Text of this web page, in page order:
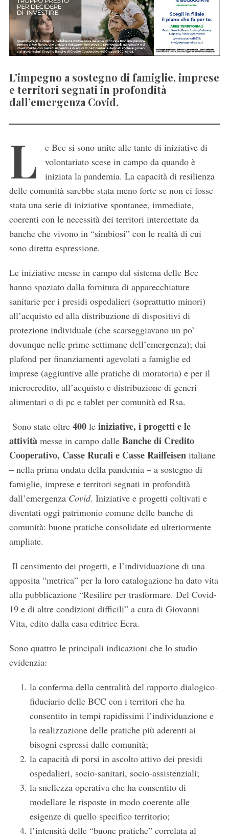
L'impegno a sostegno di famiglie, imprese
e territori segnati in profondità
dall’emergenza Covid.
L
e Bcc si sono unite alle tante di iniziative di
volontariato scese in campo da quando è
iniziata la pandemia. La capacità di resilienza
delle comunità sarebbe stata meno forte se non ci fosse
stata una serie di iniziative spontanee, immediate,
coerenti con le necessità dei territori intercettate da
banche che vivono in “simbiosi” con le realtà di cui
sono diretta espressione.
Le iniziative messe in campo dal sistema delle Bcc
hanno spaziato dalla fornitura di apparecchiature
sanitarie per i presidi ospedalieri (soprattutto minori)
all’acquisto ed alla distribuzione di dispositivi di
protezione individuale (che scarseggiavano un po’
dovunque nelle prime settimane dell’emergenza); dai
plafond per finanziamenti agevolati a famiglie ed
imprese (aggiuntive alle pratiche di moratoria) e per il
microcredito, all’acquisto e distribuzione di generi
alimentari o di pc e tablet per comunità ed Rsa.
Sono state oltre 400 le iniziative, i progetti e le
attività messe in campo dalle Banche di Credito
Cooperativo, Casse Rurali e Casse Raiffeisen italiane
– nella prima ondata della pandemia – a sostegno di
famiglie, imprese e territori segnati in profondità
dall’emergenza Covid. Iniziative e progetti coltivati e
diventati oggi patrimonio comune delle banche di
comunità: buone pratiche consolidate ed ulteriormente
ampliate.
Il censimento dei progetti, e l’individuazione di una
apposita “metrica” per la loro catalogazione ha dato vita
alla pubblicazione “Resilire per trasformare. Del Covid-
19 e di altre condizioni difficili” a cura di Giovanni
Vita, edito dalla casa editrice Ecra.
Sono quattro le principali indicazioni che lo studio
evidenzia:
la conferma della centralità del rapporto dialogico-
fiduciario delle BCC con i territori che ha
consentito in tempi rapidissimi l’individuazione e
la realizzazione delle pratiche più aderenti ai
bisogni espressi dalle comunità;
la capacità di porsi in ascolto attivo dei presidi
ospedalieri, socio-sanitari, socio-assistenziali;
la snellezza operativa che ha consentito di
modellare le risposte in modo coerente alle
esigenze di quello specifico territorio;
l’intensità delle “buone pratiche” correlata al